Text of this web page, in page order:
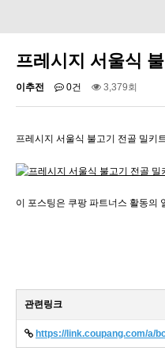
프레시지 서울식
이추전 0건 3,379회
프레시지 서울식 불고기 전골 밀키
이 포스팅은 쿠팡 파트너스 활동의
관련링크
https://link.coupang.com/a/